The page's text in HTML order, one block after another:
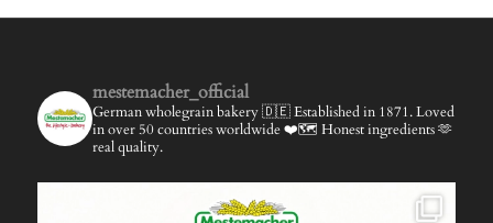
mestemacher_official
German wholegrain bakery 🇩🇪Established in 1871.Loved
in over 50 countries worldwide ❤️🗺️ Honest ingredients 🫶
real quality.